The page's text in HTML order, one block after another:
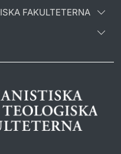
FAKULTETERNA